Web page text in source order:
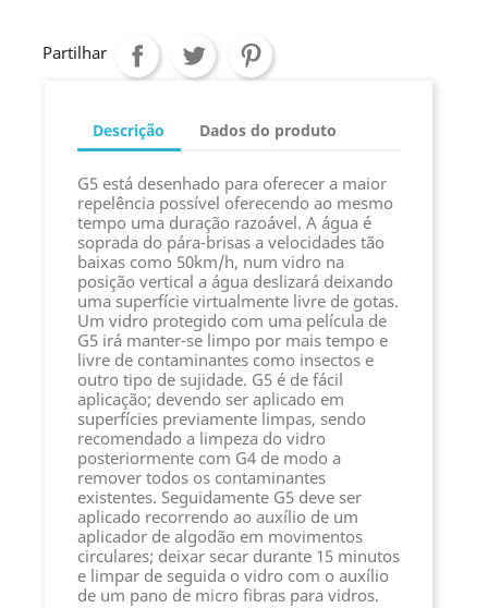
Partilhar
Descrição Dados do produto
G5 está desenhado para oferecer a maior
repelência possível oferecendo ao mesmo
tempo uma duração razoável. A água é
soprada do pára-brisas a velocidades tão
baixas como 50km/h, num vidro na
posição vertical a água deslizará deixando
uma superfície virtualmente livre de gotas.
Um vidro protegido com uma película de
G5 irá manter-se limpo por mais tempo e
livre de contaminantes como insectos e
outro tipo de sujidade. G5 é de fácil
aplicação; devendo ser aplicado em
superfícies previamente limpas, sendo
recomendado a limpeza do vidro
posteriormente com G4 de modo a
remover todos os contaminantes
existentes. Seguidamente G5 deve ser
aplicado recorrendo ao auxílio de um
aplicador de algodão em movimentos
circulares; deixar secar durante 15 minutos
e limpar de seguida o vidro com o auxílio
de um pano de micro fibras para vidros.